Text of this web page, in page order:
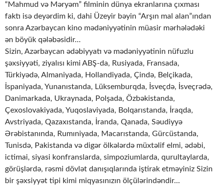
“Mahmud və Məryəm” filminin dünya ekranlarına çıxması
faktı isə deyərdim ki, dahi Üzeyir bəyin “Arşın mal alan”ından
sonra Azərbaycan kino mədəniyyətinin müasir mərhələdəki
ən böyük qələbəsidir…
Sizin, Azərbaycan ədəbiyyatı və mədəniyyətinin nüfuzlu
şəxsiyyəti, ziyalısı kimi ABŞ-da, Rusiyada, Fransada,
Türkiyədə, Almaniyada, Hollandiyada, Çində, Belçikada,
İspaniyada, Yunanıstanda, Lüksemburqda, İsveçdə, İsveçrədə,
Danimarkada, Ukraynada, Polşada, Özbəkistanda,
Çexoslovakiyada, Yuqoslaviyada, Bolqarıstanda, İraqda,
Avstriyada, Qazaxıstanda, İranda, Qanada, Səudiyyə
Ərəbistanında, Rumıniyada, Macarıstanda, Gürcüstanda,
Tunisdə, Pakistanda və digər ölkələrdə müxtəlif elmi, ədəbi,
ictimai, siyasi konfranslarda, simpoziumlarda, qurultaylarda,
görüşlərdə, rəsmi dövlət danışıqlarında iştirak etməyiniz Sizin
bir şəxsiyyət tipi kimi miqyasınızın ölçülərindəndir…